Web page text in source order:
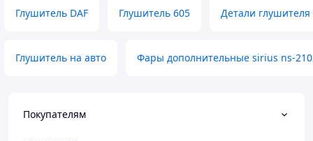
Глушитель DAF Глушитель 605 Детали
Глушитель на авто Фары дополнительные sirius ns-
Покупателям